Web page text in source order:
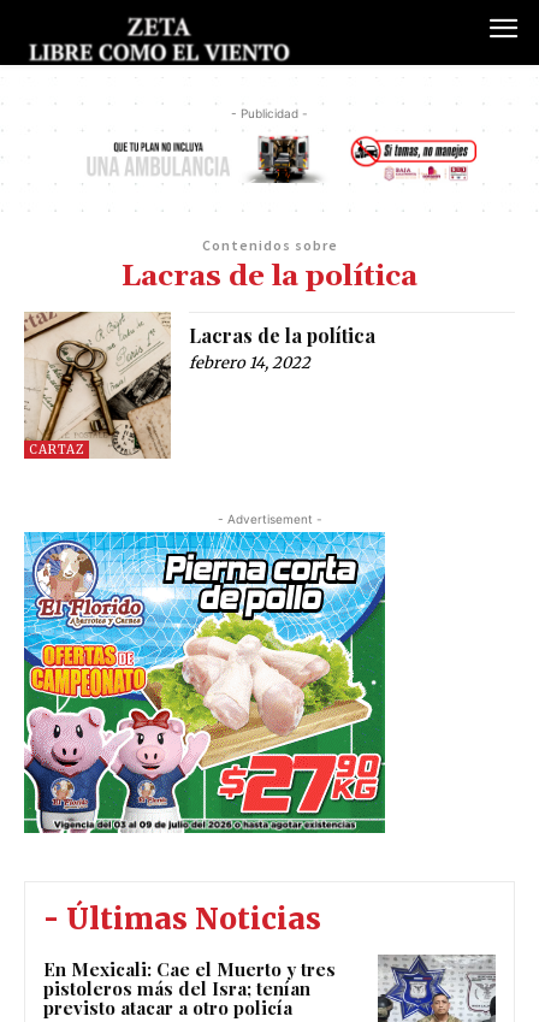
- Publicidad -
Contenidos sobre
Lacras de la política
CARTAZ
Lacras de la política
febrero 14, 2022
- Advertisement -
- Últimas Noticias
En Mexicali: Cae el Muerto y tres
pistoleros más del Isra; tenían
previsto atacar a otro policía